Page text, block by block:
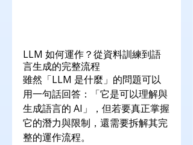
LLM 如何運作？從資料訓練到語
言生成的完整流程
雖然「LLM 是什麼」的問題可以
用一句話回答：「它是可以理解與
生成語言的 AI」，但若要真正掌握
它的潛力與限制，還需要拆解其完
整的運作流程。